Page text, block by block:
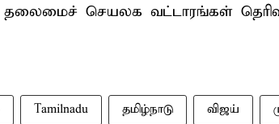
தலைமைச் செயலக வட்டாரங்கள்
Tamilnadu தமிழ்நாடு விஜய்